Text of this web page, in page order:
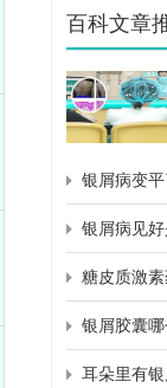
百科文章
银屑病变
银屑病见
银屑胶囊
耳朵里有